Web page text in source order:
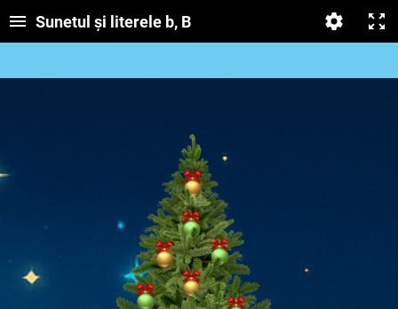
Sunetul și literele b, B